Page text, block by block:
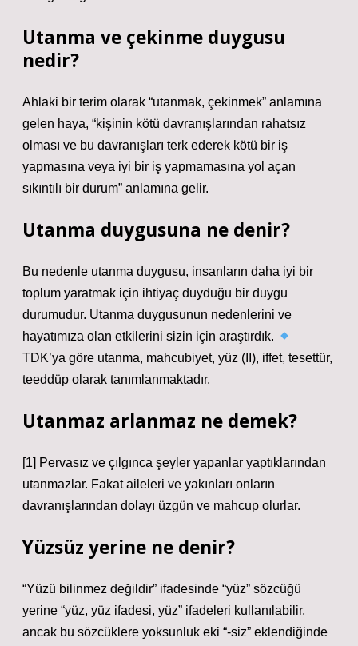
Utanma ve çekinme duygusu
nedir?
Ahlaki bir terim olarak “utanmak, çekinmek” anlamına
gelen haya, “kişinin kötü davranışlarından rahatsız
olması ve bu davranışları terk ederek kötü bir iş
yapmasına veya iyi bir iş yapmamasına yol açan
sıkıntılı bir durum” anlamına gelir.
Utanma duygusuna ne denir?
Bu nedenle utanma duygusu, insanların daha iyi bir
toplum yaratmak için ihtiyaç duyduğu bir duygu
durumudur. Utanma duygusunun nedenlerini ve
hayatımıza olan etkilerini sizin için araştırdık.
TDK’ya göre utanma, mahcubiyet, yüz (II), iffet, tesettür,
teeddüp olarak tanımlanmaktadır.
Utanmaz arlanmaz ne demek?
[1] Pervasız ve çılgınca şeyler yapanlar yaptıklarından
utanmazlar. Fakat aileleri ve yakınları onların
davranışlarından dolayı üzgün ve mahcup olurlar.
Yüzsüz yerine ne denir?
“Yüzü bilinmez değildir” ifadesinde “yüz” sözcüğü
yerine “yüz, yüz ifadesi, yüz” ifadeleri kullanılabilir,
ancak bu sözcüklere yoksunluk eki “-siz” eklendiğinde